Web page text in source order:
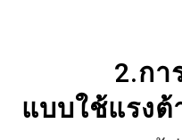
2.การอ
แบบใช้แรงต้